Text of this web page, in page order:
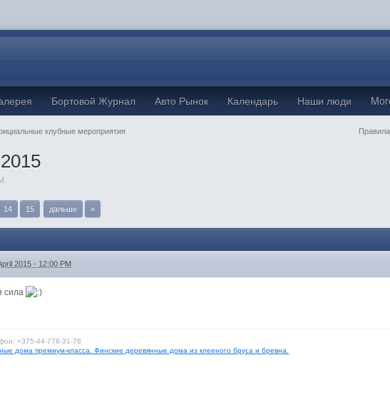
Бортовой Журнал Авто Рынок Календарь Наши люди
клубные мероприятия
14 15 дальше »
2015 - 12:00 PM
сила
+375-44-778-31-78
дома премиум-класса. Финские деревянные дома из клееного бруса и бревна.